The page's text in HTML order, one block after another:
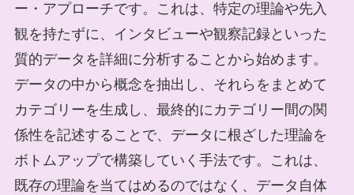
ー・アプローチです。これは、特定の理論や先入
観を持たずに、インタビューや観察記録といった
質的データを詳細に分析することから始めます。
データの中から概念を抽出し、それらをまとめて
カテゴリーを生成し、最終的にカテゴリー間の関
係性を記述することで、データに根ざした理論を
ボトムアップで構築していく手法です。これは、
既存の理論を当てはめるのではなく、データ自体